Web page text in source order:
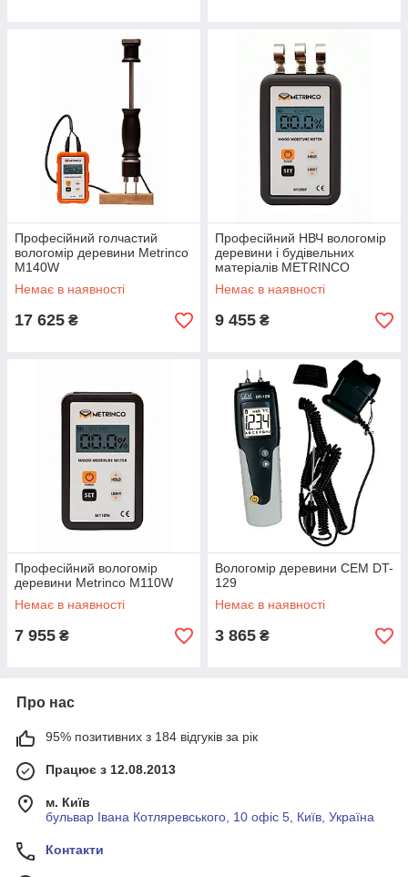
Професійний голчастий
вологомір деревини Metrinco
M140W
Немає в наявності
17 625 ₴
Професійний НВЧ вологомір
деревини і будівельних
матеріалів METRINCO
M120W
Немає в наявності
9 455 ₴
Професійний вологомір
деревини Metrinco M110W
Немає в наявності
7 955 ₴
Вологомір деревини CEM DT-
129
Немає в наявності
3 865 ₴
Про нас
95% позитивних з 184 відгуків за рік
Працює з 12.08.2013
м. Київ
бульвар Івана Котляревського, 10 офіс 5, Київ, Україна
Контакти